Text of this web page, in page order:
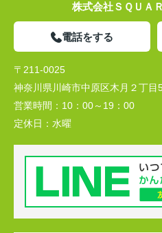
株式会社ＳＱＵＡ
電話をする
〒211-0025
神奈川県川崎市中原区木月２丁目
営業時間： 10：00～19：00
定休日： 水曜